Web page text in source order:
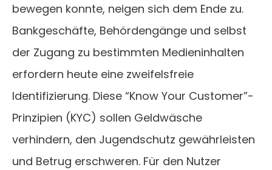
bewegen konnte, neigen sich dem Ende zu.
Bankgeschäfte, Behördengänge und selbst
der Zugang zu bestimmten Medieninhalten
erfordern heute eine zweifelsfreie
Identifizierung. Diese “Know Your Customer”-
Prinzipien (KYC) sollen Geldwäsche
verhindern, den Jugendschutz gewährleisten
und Betrug erschweren. Für den Nutzer